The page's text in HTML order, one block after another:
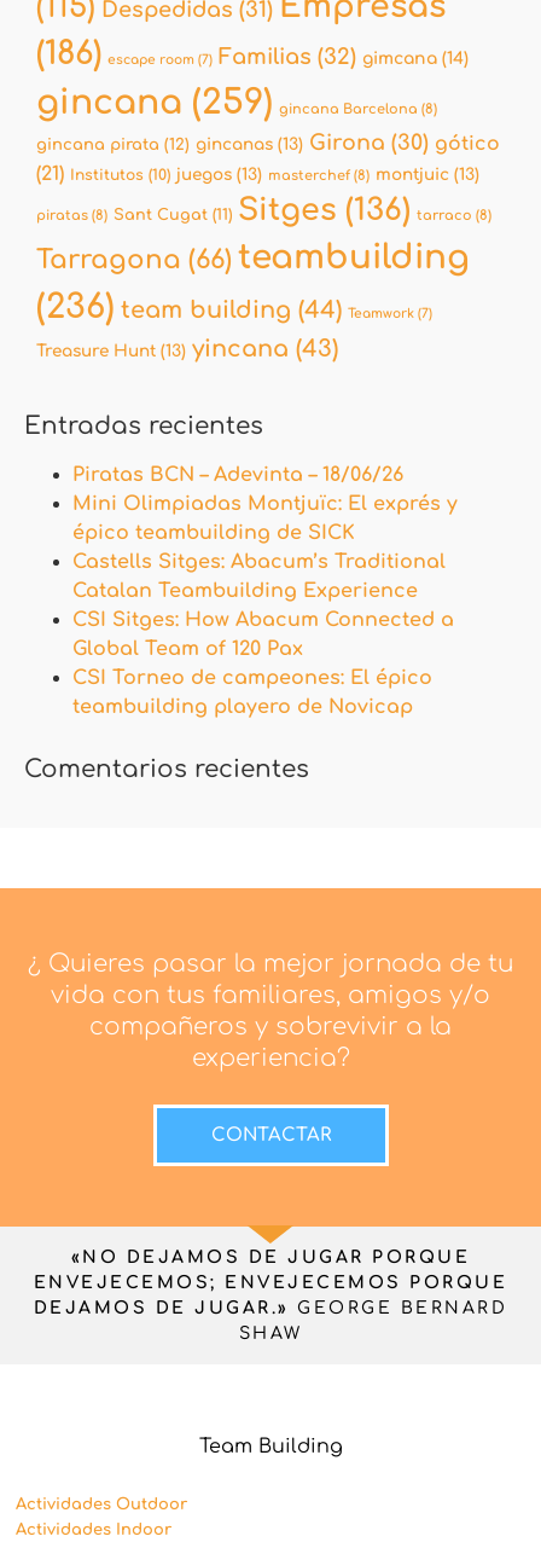
(115) Despedidas (31)
(186) escape room (7) Familias (32) gimcana (14)
gincana (259) gincana Barcelona (8)
gincana pirata (12) gincanas (13) Girona (30) gótico
(21) Institutos (10) juegos (13) masterchef (8) montjuic (13)
piratas (8) Sant Cugat (11) Sitges (136) tarraco (8)
Tarragona (66) teambuilding
(236) team building (44) Teamwork (7)
Treasure Hunt (13) yincana (43)
Entradas recientes
Piratas BCN – Adevinta – 18/06/26
Mini Olimpiadas Montjuïc: El exprés y
épico teambuilding de SICK
Castells Sitges: Abacum’s Traditional
Catalan Teambuilding Experience
CSI Sitges: How Abacum Connected a
Global Team of 120 Pax
CSI Torneo de campeones: El épico
teambuilding playero de Novicap
Comentarios recientes
¿ Quieres pasar la mejor jornada de tu
vida con tus familiares, amigos y/o
compañeros y sobrevivir a la
experiencia?
CONTACTAR
«NO DEJAMOS DE JUGAR PORQUE
ENVEJECEMOS; ENVEJECEMOS PORQUE
DEJAMOS DE JUGAR.»
GEORGE BERNARD
SHAW
Team Building
Actividades Outdoor
Actividades Indoor